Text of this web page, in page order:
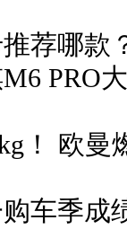
荐哪款
PRO
！ 欧曼
车季成